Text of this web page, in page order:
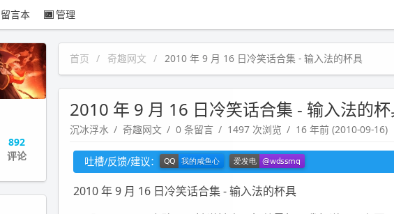
留言本 管理
首页 奇趣网文 2010 年 9 月 16 日冷笑话合集 - 输入法的杯具
2010 年 9 月 16 日冷笑话合集 - 输入法的
沉冰浮水 奇趣网文 0 条留言 1497 次浏览 16 年前 (2010-09-16)
吐槽/反馈/建议：
2010 年 9 月 16 日冷笑话合集 - 输入法的杯具
892
评论